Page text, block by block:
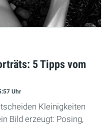
5 Tipps vom
Uhr
Kleinigkeiten
Bild erzeugt: Posing,